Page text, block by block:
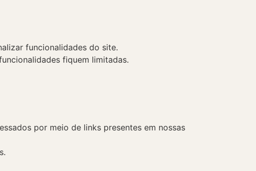
funcionalidades do site.
fiquem limitadas.
por meio de links presentes em nossas